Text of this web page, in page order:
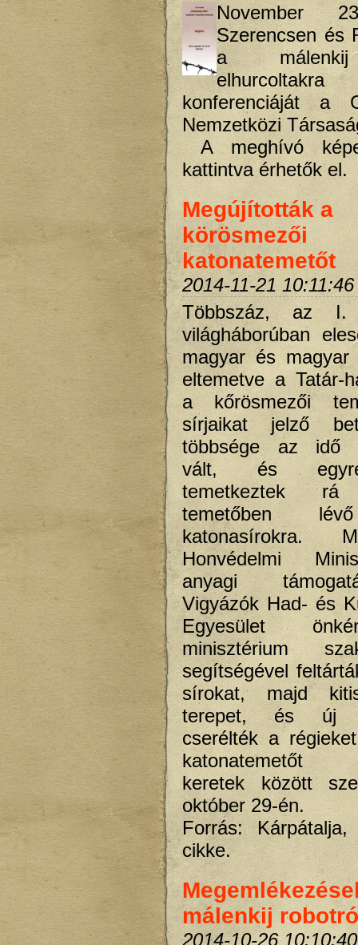
November
Szerencsen és
a
konferenciáját a
Nemzetközi
A meghívó
kattintva érhetők el.
Megújították a
körösmezői
katonatemetőt
2014-11-21 10:11:46
Többszáz, az
világháborúban
magyar és magyar
eltemetve a Tatár-
a kőrösmezői
sírjaikat jelző
többsége az idő
vált, és
temetkeztek
temetőben
katonasírokra.
Honvédelmi
anyagi
Vigyázók Had- és
Egyesület
minisztérium
segítségével
sírokat, majd
terepet, és új
cserélték a
katonatemetőt
keretek között
október 29-én.
Forrás:
cikke.
málenkij
2014-10-26 10:10:40